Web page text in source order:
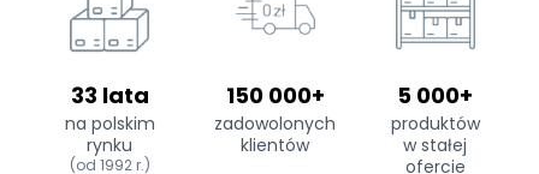
33 lata
na polskim
rynku
(od 1992 r.)
150 000+
zadowolonych
klientów
5 000+
produktów
w stałej
ofercie